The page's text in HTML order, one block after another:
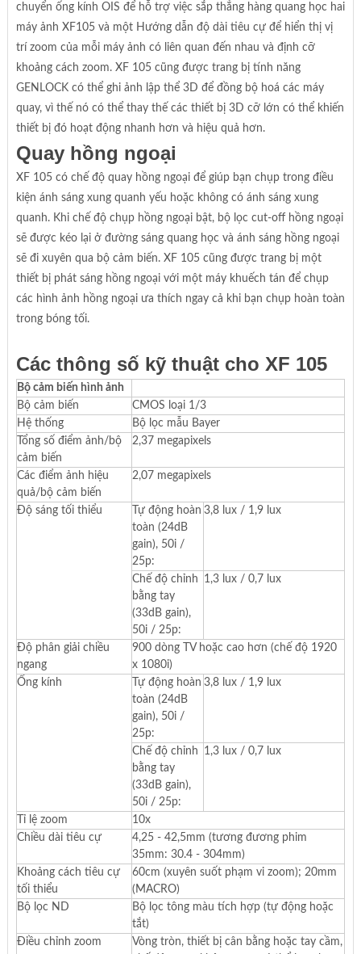
chuyển ống kính OIS để hỗ trợ việc sắp thẳng hàng quang học hai
máy ảnh XF105 và một Hướng dẫn độ dài tiêu cự để hiển thị vị
trí zoom của mỗi máy ảnh có liên quan đến nhau và định cỡ
khoảng cách zoom. XF 105 cũng được trang bị tính năng
GENLOCK có thể ghi ảnh lập thể 3D để đồng bộ hoá các máy
quay, vì thế nó có thể thay thế các thiết bị 3D cỡ lớn có thể khiến
thiết bị đó hoạt động nhanh hơn và hiệu quả hơn.
Quay hồng ngoại
XF 105 có chế độ quay hồng ngoại để giúp bạn chụp trong điều
kiện ánh sáng xung quanh yếu hoặc không có ánh sáng xung
quanh. Khi chế độ chụp hồng ngoại bật, bộ lọc cut-off hồng ngoại
sẽ được kéo lại ở đường sáng quang học và ánh sáng hồng ngoại
sẽ đi xuyên qua bộ cảm biến. XF 105 cũng được trang bị một
thiết bị phát sáng hồng ngoại với một máy khuếch tán để chụp
các hình ảnh hồng ngoại ưa thích ngay cả khi bạn chụp hoàn toàn
trong bóng tối.
Các thông số kỹ thuật cho XF 105
Bộ cảm biến hình ảnh
Bộ cảm biến
CMOS loại 1/3
Hệ thống
Bộ lọc mẫu Bayer
Tổng số điểm ảnh/bộ
cảm biến
2,37 megapixels
Các điểm ảnh hiệu
quả/bộ cảm biến
2,07 megapixels
Độ sáng tối thiểu
Tự động hoàn
toàn (24dB
gain), 50i /
25p:
3,8 lux / 1,9 lux
Chế độ chỉnh
bằng tay
(33dB gain),
50i / 25p:
1,3 lux / 0,7 lux
Độ phân giải chiều
ngang
900 dòng TV hoặc cao hơn (chế độ 1920
x 1080i)
Ống kính
Tự động hoàn
toàn (24dB
gain), 50i /
25p:
3,8 lux / 1,9 lux
Chế độ chỉnh
bằng tay
(33dB gain),
50i / 25p:
1,3 lux / 0,7 lux
Tỉ lệ zoom
10x
Chiều dài tiêu cự
4,25 - 42,5mm (tương đương phim
35mm: 30.4 - 304mm)
Khoảng cách tiêu cự
tối thiểu
60cm (xuyên suốt phạm vi zoom); 20mm
(MACRO)
Bộ lọc ND
Bộ lọc tông màu tích hợp (tự động hoặc
tắt)
Điều chỉnh zoom
Vòng tròn, thiết bị cân bằng hoặc tay cầm,